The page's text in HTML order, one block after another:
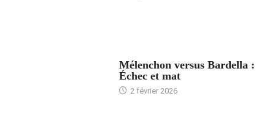
Mélenchon versus Bardella :
Échec et mat
2 février 2026